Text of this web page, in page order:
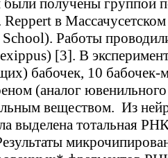
получены группой
в
Работы
[3]. В
бабочек, 10 бабочек-
(аналог
веществом. Из
выделена тотальная